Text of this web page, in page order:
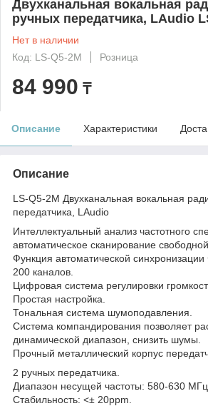
Двухканальная вокальная
ручных передатчика, LAudio
Нет в наличии
Код: LS-Q5-2M
Розница
84 990 ₸
Описание Характеристики
Описание
LS-Q5-2M Двухканальная вокальная
передатчика, LAudio
Интеллектуальный анализ частотного
автоматическое сканирование свободной
Функция автоматической синхронизации
200 каналов.
Цифровая система регулировки
Простая настройка.
Тональная система шумоподавления.
Система компандирования позволяет
динамической диапазон, снизить шумы.
Прочный металлический корпус
2 ручных передатчика.
Диапазон несущей частоты: 580-630 МГц.
Стабильность: <± 20ppm.